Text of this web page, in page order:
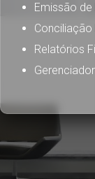
Emissão
Conciliação
Relatórios